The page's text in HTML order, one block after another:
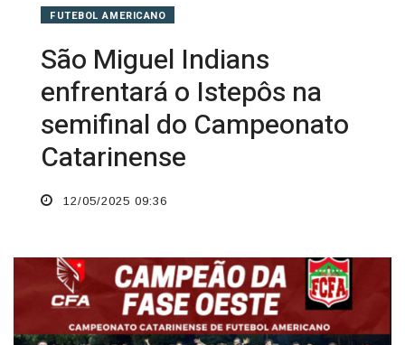
FUTEBOL AMERICANO
São Miguel Indians
enfrentará o Istepôs na
semifinal do Campeonato
Catarinense
12/05/2025 09:36